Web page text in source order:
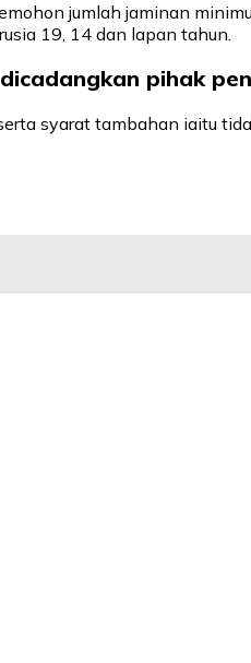
jumlah jaminan
19, 14 dan lapan tahun.
pihak
syarat tambahan iaitu